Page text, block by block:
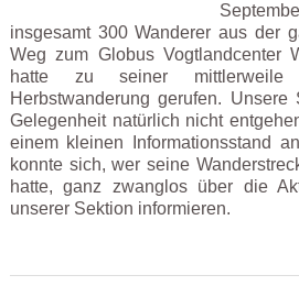
insgesamt 300 Wanderer aus der
Weg zum Globus Vogtlandcenter
hatte zu seiner mittlerweile
Herbstwanderung gerufen.
Gelegenheit natürlich nicht
einem kleinen Informationsstand
konnte sich, wer seine
hatte, ganz zwanglos über die
unserer Sektion informieren.